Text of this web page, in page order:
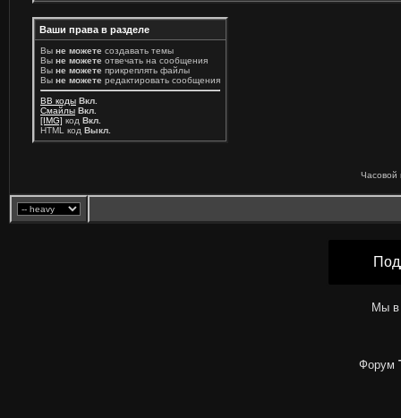
Ваши права в разделе
Вы не можете создавать темы
Вы не можете отвечать на сообщения
Вы не можете прикреплять файлы
Вы не можете редактировать сообщения
BB коды Вкл.
Смайлы Вкл.
[IMG] код Вкл.
HTML код Выкл.
Часовой
Мы в
Форум